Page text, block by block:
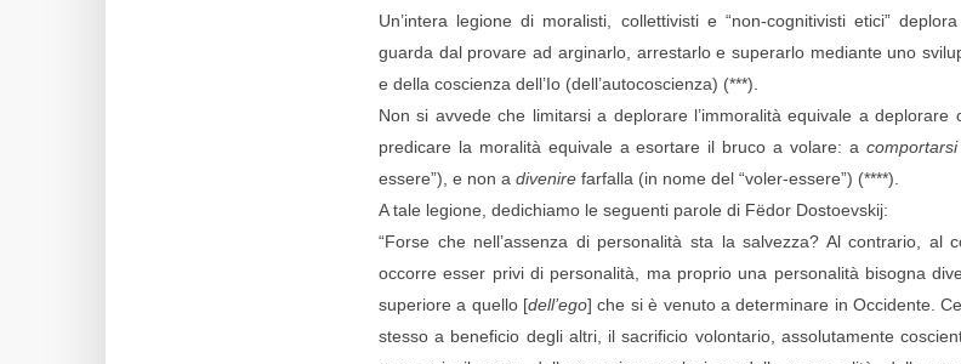
Un’intera legione di moralisti, collettivisti e “non-cognitivisti etici”
guarda dal provare ad arginarlo, arrestarlo e superarlo mediante uno
e della coscienza dell’Io (dell’autocoscienza) (***).
Non si avvede che limitarsi a deplorare l’immoralità equivale a
predicare la moralità equivale a esortare il bruco a volare: a comportarsi
essere”), e non a divenire farfalla (in nome del “voler-essere”) (****).
A tale legione, dedichiamo le seguenti parole di Fëdor Dostoevskij:
“Forse che nell’assenza di personalità sta la salvezza? Al contrario, al
occorre esser privi di personalità, ma proprio una personalità bisogna
superiore a quello [dell’ego] che si è venuto a determinare in Occidente.
stesso a beneficio degli altri, il sacrificio volontario, assolutamente